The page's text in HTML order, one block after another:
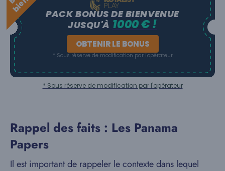
PACK BONUS DE BIENVENUE
JUSQU'À 1000 € !
OBTENIR LE BONUS
* Sous réserve de modification par l'opérateur
* Sous réserve de modification par l'opérateur
Rappel des faits : Les Panama
Papers
Il est important de rappeler le contexte dans lequel